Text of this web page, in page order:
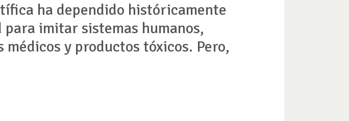
ha dependido históricamente
imitar sistemas humanos,
y productos tóxicos. Pero,